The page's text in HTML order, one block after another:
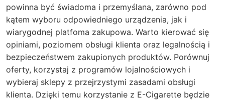
powinna być świadoma i przemyślana, zarówno pod
kątem wyboru odpowiedniego urządzenia, jak i
wiarygodnej platfoma zakupowa. Warto kierować się
opiniami, poziomem obsługi klienta oraz legalnością i
bezpieczeństwem zakupionych produktów. Porównuj
oferty, korzystaj z programów lojalnościowych i
wybieraj sklepy z przejrzystymi zasadami obsługi
klienta. Dzięki temu korzystanie z E-Cigarette będzie